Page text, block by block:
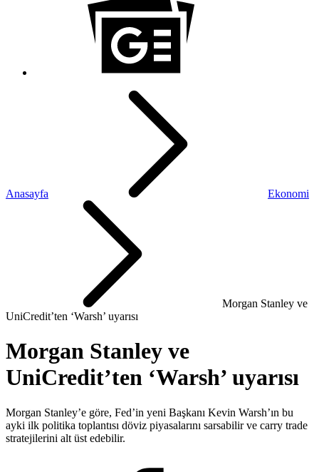
Anasayfa Ekonomi
Morgan Stanley ve
UniCredit’ten ‘Warsh’ uyarısı
Morgan Stanley ve
UniCredit’ten ‘Warsh’ uyarısı
Morgan Stanley’e göre, Fed’in yeni Başkanı Kevin Warsh’ın bu
ayki ilk politika toplantısı döviz piyasalarını sarsabilir ve carry trade
stratejilerini alt üst edebilir.